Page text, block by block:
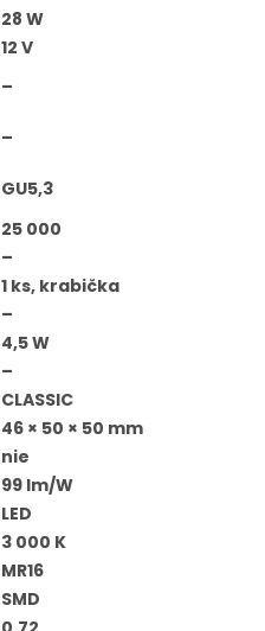
28 W
12 V
–
–
GU5,3
25 000
–
1 ks, krabička
–
4,5 W
–
CLASSIC
46 × 50 × 50 mm
nie
99 lm/W
LED
3 000 K
MR16
SMD